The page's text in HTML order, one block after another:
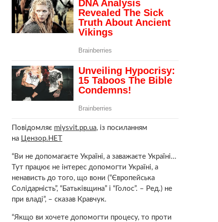
Повідомляє miysvit.pp.ua, із посиланням
на Цензор.НЕТ
“Ви не допомагаєте Україні, а заважаєте Україні…
Тут працює не інтерес допомогти Україні, а
ненависть до того, що вони (“Європейська
Солідарність”, “Батьківщина” і “Голос”. – Ред.) не
при владі”, – сказав Кравчук.
“Якщо ви хочете допомогти процесу, то проти